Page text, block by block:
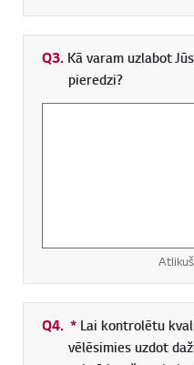
Q3. Kā varam uzlabot
pieredzi?
Q4. * Obligāti
Lai kontrolētu
vēlēsimies uzdot